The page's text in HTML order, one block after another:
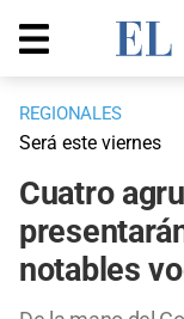
REGIONALES
Será este viernes
Cuatro
notables